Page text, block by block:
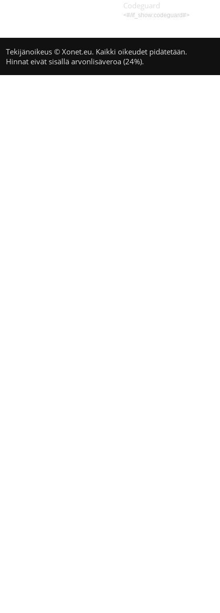
Codeguard
<#/if_show:codeguard#>
Tekijänoikeus © Xonet.eu. Kaikki oikeudet pidätetään.
Hinnat eivät sisällä arvonlisäveroa (24%).